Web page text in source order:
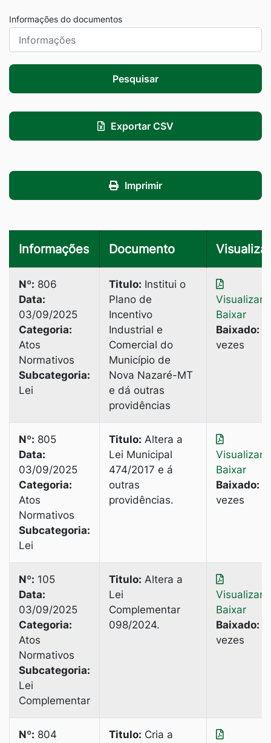
Informações do documentos
Pesquisar
Exportar CSV
Imprimir
Informações Documento Visualizar
Nº: 806
Data:
03/09/2025
Categoria:
Atos
Normativos
Subcategoria:
Lei
Titulo: Institui o
Plano de
Incentivo
Industrial e
Comercial do
Município de
Nova Nazaré-MT
e dá outras
providências
Visualizar
Baixar
Baixado:
vezes
Nº: 805
Data:
03/09/2025
Categoria:
Atos
Normativos
Subcategoria:
Lei
Titulo: Altera a
Lei Municipal
474/2017 e á
outras
providências.
Visualizar
Baixar
Baixado:
vezes
Nº: 105
Data:
03/09/2025
Categoria:
Atos
Normativos
Subcategoria:
Lei
Complementar
Titulo: Altera a
Lei
Complementar
098/2024.
Visualizar
Baixar
Baixado:
vezes
Nº: 804
Titulo: Cria a